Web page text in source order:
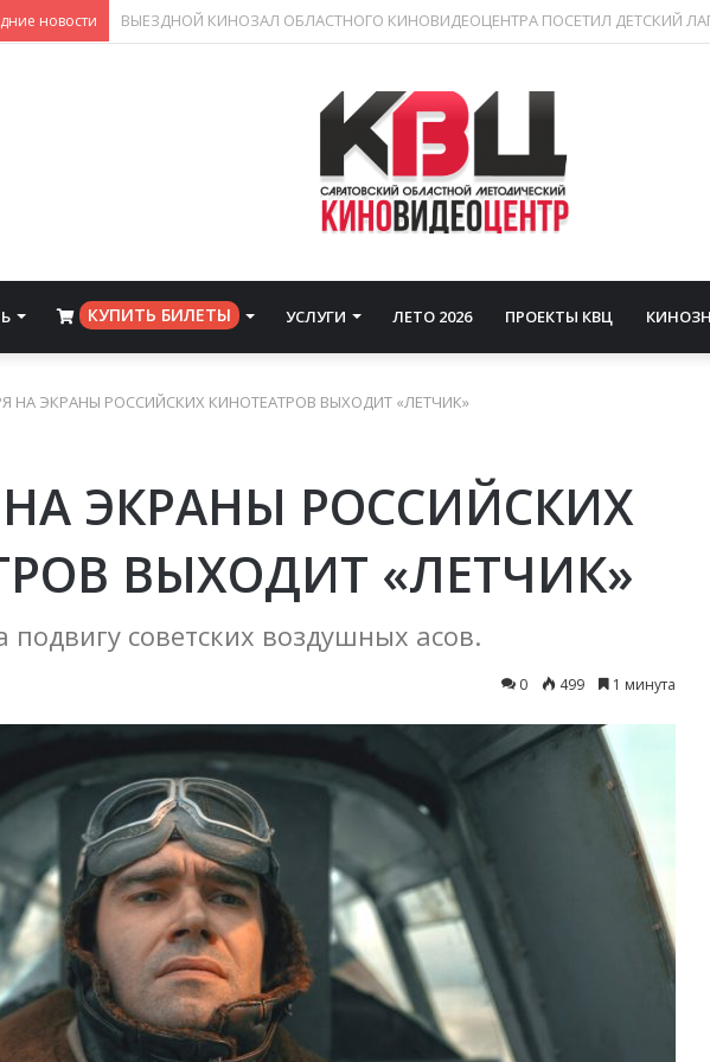
новости
⠀КУПИТЬ БИЛЕТЫ УСЛУГИ ЛЕТО 2026 ПРОЕКТЫ КВЦ
НА ЭКРАНЫ РОССИЙСКИХ КИНОТЕАТРОВ ВЫХОДИТ «ЛЕТЧИК»
ЭКРАНЫ РОССИЙСКИХ
ВЫХОДИТ «ЛЕТЧИК»
советских воздушных асов.
0 499 1 минута